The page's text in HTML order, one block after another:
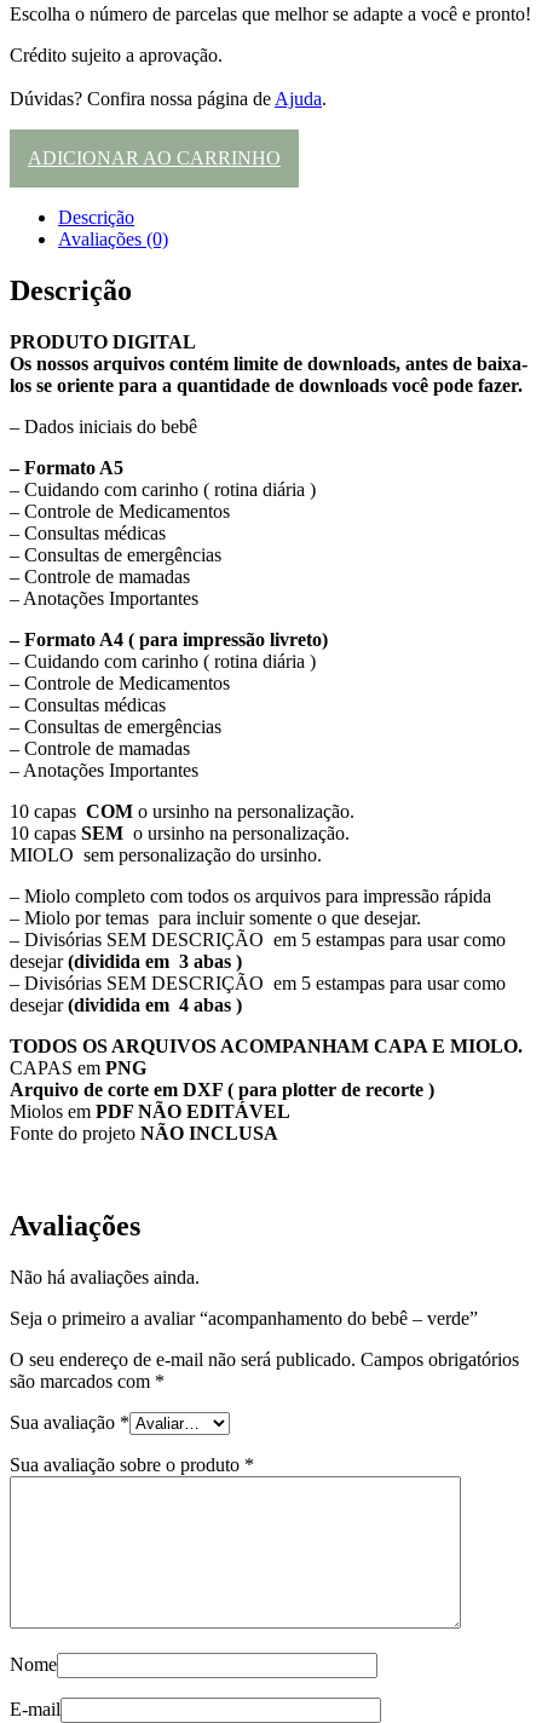
Escolha o número de parcelas que melhor se adapte a você e pronto!
Crédito sujeito a aprovação.
Dúvidas? Confira nossa página de Ajuda.
ADICIONAR AO CARRINHO
Descrição
Avaliações (0)
Descrição
PRODUTO DIGITAL
Os nossos arquivos contém limite de downloads, antes de baixa-
los se oriente para a quantidade de downloads você pode fazer.
– Dados iniciais do bebê
– Formato A5
– Cuidando com carinho ( rotina diária )
– Controle de Medicamentos
– Consultas médicas
– Consultas de emergências
– Controle de mamadas
– Anotações Importantes
– Formato A4 ( para impressão livreto)
– Cuidando com carinho ( rotina diária )
– Controle de Medicamentos
– Consultas médicas
– Consultas de emergências
– Controle de mamadas
– Anotações Importantes
10 capas COM o ursinho na personalização.
10 capas SEM o ursinho na personalização.
MIOLO sem personalização do ursinho.
– Miolo completo com todos os arquivos para impressão rápida
– Miolo por temas para incluir somente o que desejar.
– Divisórias SEM DESCRIÇÃO em 5 estampas para usar como
desejar(dividida em 3 abas )
– Divisórias SEM DESCRIÇÃO em 5 estampas para usar como
desejar(dividida em 4 abas )
TODOS OS ARQUIVOS ACOMPANHAM CAPA E MIOLO.
CAPAS em PNG
Arquivo de corte em DXF ( para plotter de recorte )
Miolos em PDF NÃO EDITÁVEL
Fonte do projeto NÃO INCLUSA
Avaliações
Não há avaliações ainda.
Seja o primeiro a avaliar “acompanhamento do bebê – verde”
O seu endereço de e-mail não será publicado. Campos obrigatórios
são marcados com *
Sua avaliação *
Sua avaliação sobre o produto *
Nome
E-mail